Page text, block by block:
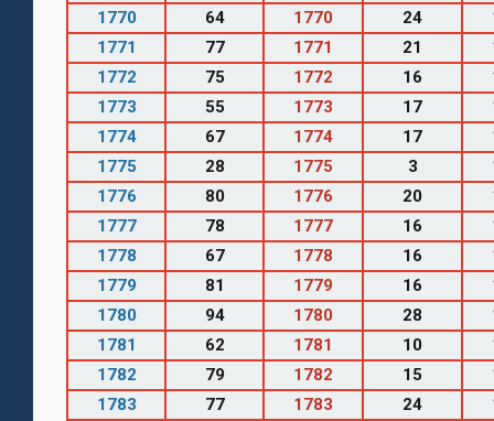
1770
64 1770 24
1771
77 1771 21
1772
75 1772 16
1773
55 1773 17
1774
67 1774 17
1775
28 1775 3
1776
80 1776 20
1777
78 1777 16
1778
67 1778 16
1779
81 1779 16
1780
94 1780 28
1781
62 1781 10
1782
79 1782 15
1783
77 1783 24